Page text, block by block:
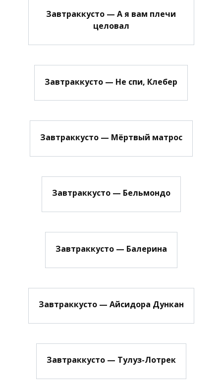
Завтраккусто — А я вам плечи
целовал
Завтраккусто — Не спи, Клебер
Завтраккусто — Мёртвый матрос
Завтраккусто — Бельмондо
Завтраккусто — Балерина
Завтраккусто — Айсидора Дункан
Завтраккусто — Тулуз-Лотрек